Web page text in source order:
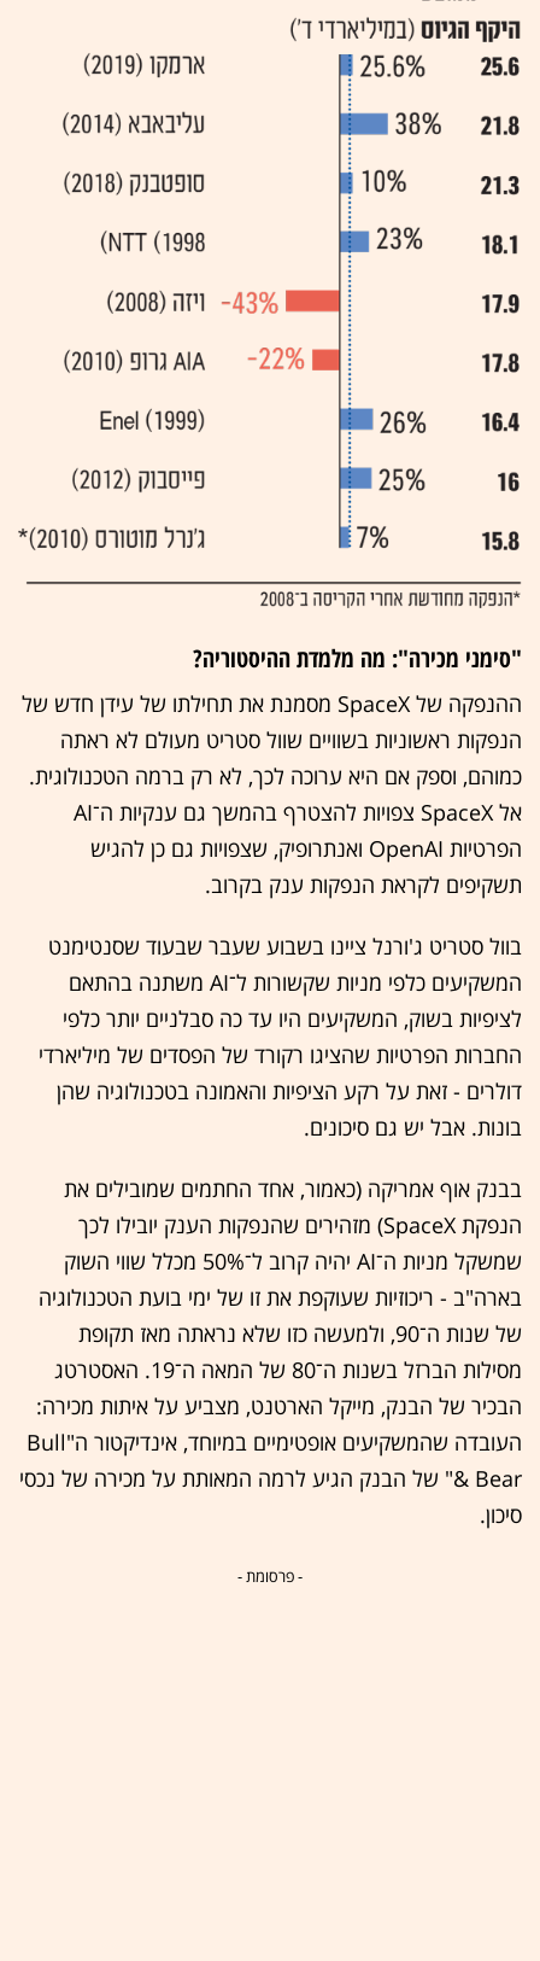
"סימני מכירה": מה מלמדת ההיסטוריה?
ההנפקה של SpaceX מסמנת את תחילתו של עידן חדש של
הנפקות ראשוניות בשוויים שוול סטריט מעולם לא ראתה
כמוהם, וספק אם היא ערוכה לכך, לא רק ברמה הטכנולוגית.
אל SpaceX צפויות להצטרף בהמשך גם ענקיות ה־AI
הפרטיות OpenAI ואנתרופיק, שצפויות גם כן להגיש
תשקיפים לקראת הנפקות ענק בקרוב.
בוול סטריט ג'ורנל ציינו בשבוע שעבר שבעוד שסנטימנט
המשקיעים כלפי מניות שקשורות ל־AI משתנה בהתאם
לציפיות בשוק, המשקיעים היו עד כה סבלניים יותר כלפי
החברות הפרטיות שהציגו רקורד של הפסדים של מיליארדי
דולרים - זאת על רקע הציפיות והאמונה בטכנולוגיה שהן
בונות. אבל יש גם סיכונים.
בבנק אוף אמריקה (כאמור, אחד החתמים שמובילים את
הנפקת SpaceX) מזהירים שהנפקות הענק יובילו לכך
שמשקל מניות ה־AI יהיה קרוב ל־50% מכלל שווי השוק
בארה"ב - ריכוזיות שעוקפת את זו של ימי בועת הטכנולוגיה
של שנות ה־90, ולמעשה כזו שלא נראתה מאז תקופת
מסילות הברזל בשנות ה־80 של המאה ה־19. האסטרטג
הבכיר של הבנק, מייקל הארטנט, מצביע על איתות מכירה:
העובדה שהמשקיעים אופטימיים במיוחד, אינדיקטור ה"Bull
& Bear" של הבנק הגיע לרמה המאותת על מכירה של נכסי
סיכון.
- פרסומת -